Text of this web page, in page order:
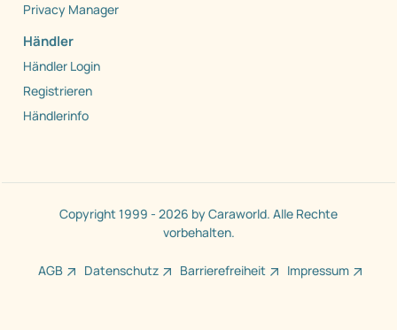
Privacy Manager
Händler
Händler Login
Registrieren
Händlerinfo
Copyright 1999 - 2026 by Caraworld. Alle Rechte
vorbehalten.
AGB Datenschutz Barrierefreiheit Impressum